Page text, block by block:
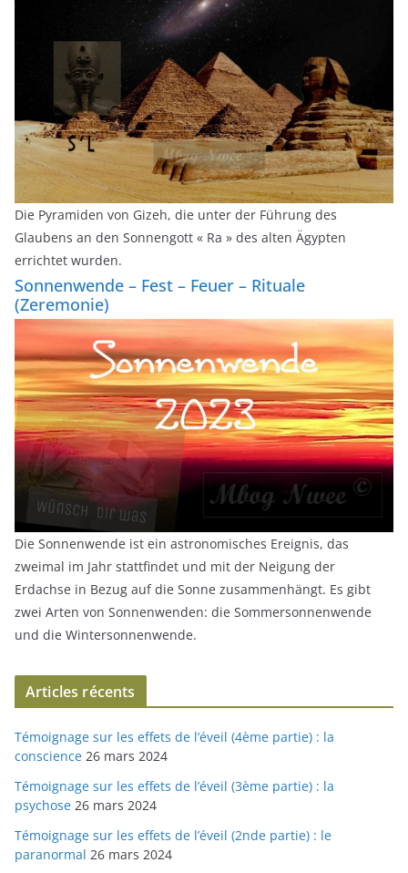
Die Pyramiden von Gizeh, die unter der Führung des
Glaubens an den Sonnengott « Ra » des alten Ägypten
errichtet wurden.
Sonnenwende – Fest – Feuer – Rituale
(Zeremonie)
Die Sonnenwende ist ein astronomisches Ereignis, das
zweimal im Jahr stattfindet und mit der Neigung der
Erdachse in Bezug auf die Sonne zusammenhängt. Es gibt
zwei Arten von Sonnenwenden: die Sommersonnenwende
und die Wintersonnenwende.
Articles récents
Témoignage sur les effets de l’éveil (4ème partie) : la
conscience 26 mars 2024
Témoignage sur les effets de l’éveil (3ème partie) : la
psychose 26 mars 2024
Témoignage sur les effets de l’éveil (2nde partie) : le
paranormal 26 mars 2024